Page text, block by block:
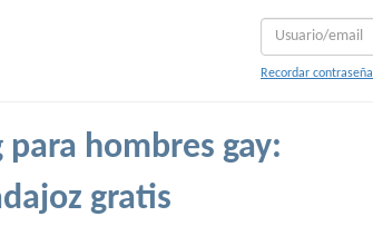
Recordar contraseña
hombres gay:
gratis